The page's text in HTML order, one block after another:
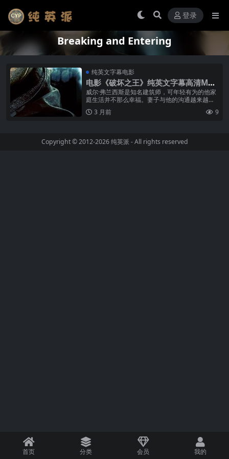
登录
Breaking and Entering
纯英文字幕电影
电影《破坏之王》纯英文字幕高清MP4
下载
威尔·弗兰西斯是知名建筑师，可年轻有为的他家
庭生活并不那么幸福。妻子与他的沟通越来越
少，一心扑在自闭的女儿身上，家人缺乏日常的
交流。威尔的办公室接连被盗，气愤之...
3 月前 9
Copyright © 2012-2026纯英派 - All rights reserved
首页 分类 会员 我的